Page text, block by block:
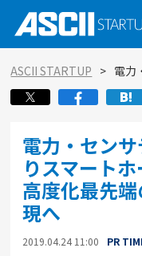
ASCII STARTUP 電力
電力・セン
りスマート
高度化最先
現へ
2019.04.24 11:00 PR